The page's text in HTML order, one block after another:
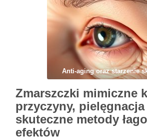
zapobiec …
Anti-aging oraz starzenie
Zmarszczki mimiczne
przyczyny, pielęgnacja
skuteczne metody
efektów